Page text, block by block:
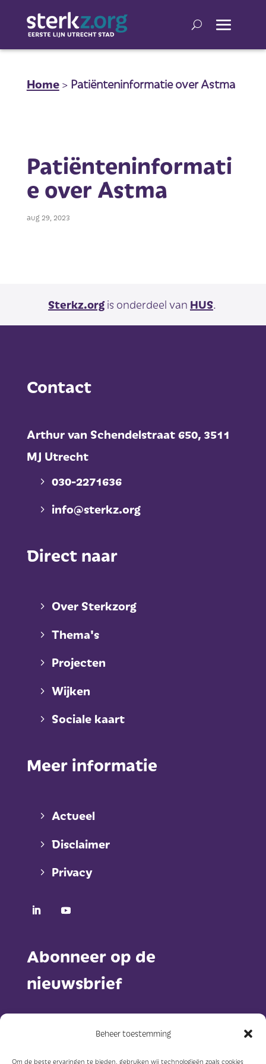
Beheer toestemming
Om de beste ervaringen te bieden, gebruiken wij technologieën zoals cookies
Home> Patiënteninformatie over Astma
Patiënteninformati
e over Astma
aug 29, 2023
Sterkz.orgis onderdeel van HUS.
Contact
Arthur van Schendelstraat 650, 3511
MJ Utrecht
030-2271636
info@sterkz.org
Direct naar
Over Sterkzorg
Thema's
Projecten
Wijken
Sociale kaart
Meer informatie
Actueel
Disclaimer
Privacy
Abonneer op de
nieuwsbrief